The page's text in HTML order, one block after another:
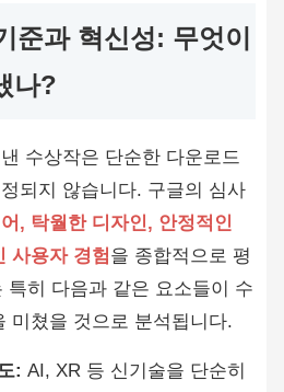
준과 혁신성: 무엇이
나?
수상작은 단순한 다운로드
되지 않습니다. 구글의 심사
, 탁월한 디자인, 안정적인
사용자 경험을 종합적으로 평
특히 다음과 같은 요소들이 수
미쳤을 것으로 분석됩니다.
: AI, XR 등 신기술을 단순히